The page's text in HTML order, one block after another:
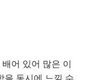
어 있어 많은 이
을 동시에 느낄 수